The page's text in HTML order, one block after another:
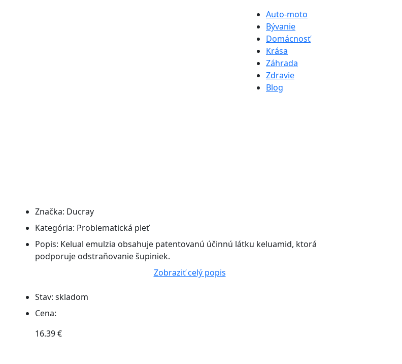
Auto-moto
Bývanie
Domácnosť
Krása
Záhrada
Zdravie
Blog
Značka: Ducray
Kategória: Problematická pleť
Popis: Kelual emulzia obsahuje patentovanú účinnú látku keluamid, ktorá
podporuje odstraňovanie šupiniek.
Zobraziť celý popis
Stav: skladom
Cena:
16.39 €